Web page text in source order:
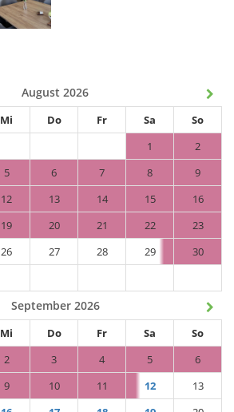
August 2026
Mi Do Fr Sa
So
1
2
5 6 7 8
9
12 13 14 15
16
19 20 21 22
23
26 27 28 29
30
September 2026
Mi Do Fr Sa
So
2 3 4 5
6
9 10 11 12
13